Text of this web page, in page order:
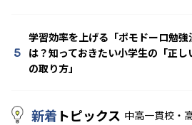
5
学習効率を上げる「ポモドーロ勉強
は？知っておきたい小学生の「正し
の取り方」
新着 トピックス 中高一貫校・